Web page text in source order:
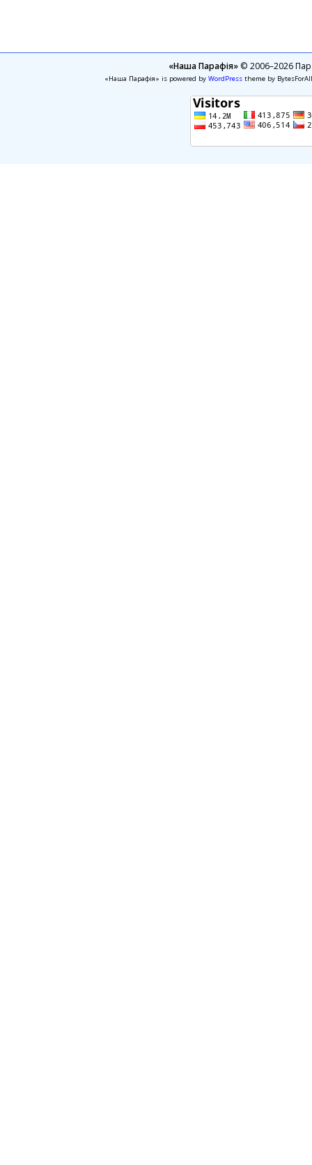
«Наша Парафія»© 2006–2026
«Наша Парафія» is powered by WordPresstheme by